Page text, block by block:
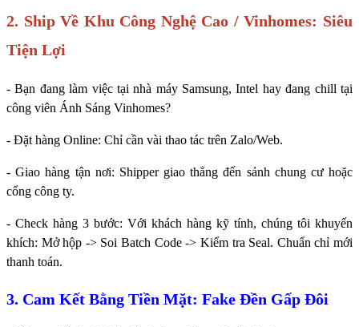
2. Ship Về Khu Công Nghệ Cao / Vinhomes: Siêu
Tiện Lợi
- Bạn đang làm việc tại nhà máy Samsung, Intel hay đang chill tại
công viên Ánh Sáng Vinhomes?
- Đặt hàng Online: Chỉ cần vài thao tác trên Zalo/Web.
- Giao hàng tận nơi: Shipper giao thẳng đến sảnh chung cư hoặc
cổng công ty.
- Check hàng 3 bước: Với khách hàng kỹ tính, chúng tôi khuyến
khích: Mở hộp -> Soi Batch Code -> Kiểm tra Seal. Chuẩn chỉ mới
thanh toán.
3. Cam Kết Bằng Tiền Mặt: Fake Đền Gấp Đôi